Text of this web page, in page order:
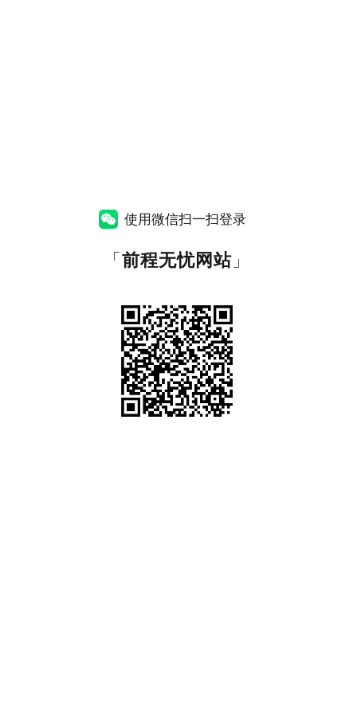
使用微信扫一扫登录
「前程无忧网站」